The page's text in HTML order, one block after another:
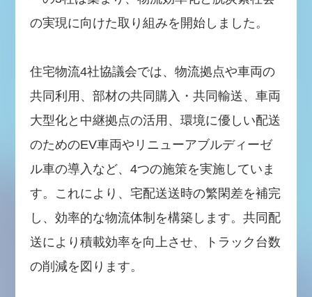
の実現に向けた取り組みを開始しました。
住宅物流4社協議会では、物流拠点や車両の
共同利用、部材の共同購入・共同輸送、車両
大型化と中継拠点の活用、環境に優しい配送
のためのEV車両やリニューアブルディーゼ
ル車の導入など、4つの施策を実施していま
す。これにより、宅配送送時の繁閑差を補完
し、効率的な物流体制を構築します。共同配
送により積載効率を向上させ、トラック台数
の削減を図ります。